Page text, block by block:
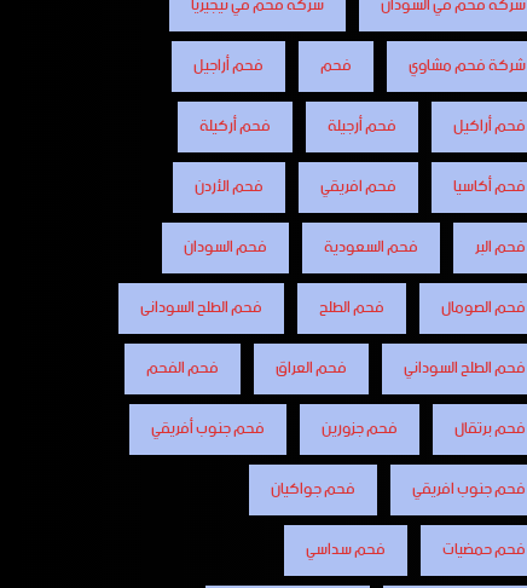
شركة فحم مشاوي
فحم
فحم أراجيل
فحم أراكيل
فحم أرجيلة
فحم أركيلة
فحم أكاسيا
فحم افريقي
فحم الأردن
فحم البر
فحم السعودية
فحم السودان
فحم الصومال
فحم الطلح
فحم الطلح السودانى
فحم الطلح السوداني
فحم العراق
فحم الفحم
فحم برتقال
فحم جزورين
فحم جنوب أفريقي
فحم جنوب افريقي
فحم جواكيان
فحم حمضيات
فحم سداسي